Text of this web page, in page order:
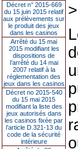
Décret n° 2015-669
du 15 juin 2015 relatif
aux prélèvements sur
le produit des jeux
dans les casinos
Arrêté du 15 mai
2015 modifiant les
dispositions de
l’arrêté du 14 mai
2007 relatif à la
réglementation des
jeux dans les casinos
Décret no 2015-540
du 15 mai 2015
modifiant la liste des
jeux autorisés dans
les casinos fixée par
l’article D.321-13 du
code de la sécurité
intérieure
>